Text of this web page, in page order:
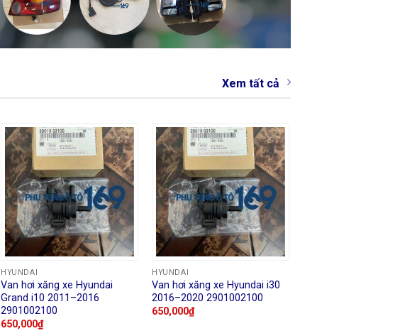
Xem tất cả
HYUNDAI
Van hơi xăng xe Hyundai
Grand i10 2011–2016
2901002100
650,000₫
HYUNDAI
Van hơi xăng xe Hyundai i30
2016–2020 2901002100
650,000₫